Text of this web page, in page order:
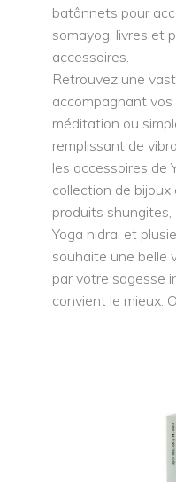
batônnets pour
somayog, livres et
accessoires.
Retrouvez une
accompagnant
méditation ou
remplissant de
les accessoires de
collection de
produits shungites,
Yoga nidra, et
souhaite une belle
par votre sagesse
convient le mieux.